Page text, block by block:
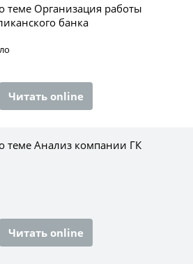
теме Организация работы
банка
Читать online
теме Анализ компании ГК
Читать online